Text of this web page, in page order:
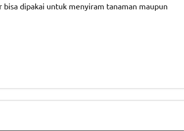
dipakai untuk menyiram tanaman maupun